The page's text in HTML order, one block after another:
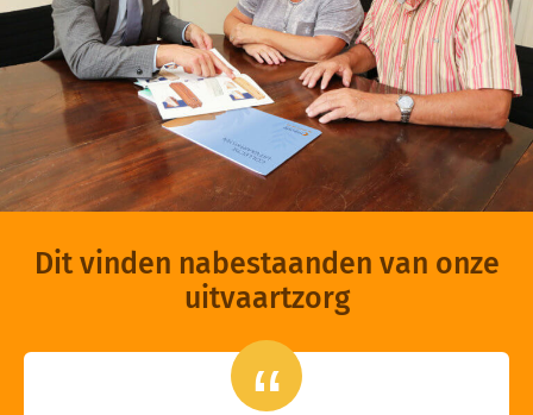
Dit vinden nabestaanden van onze
uitvaartzorg